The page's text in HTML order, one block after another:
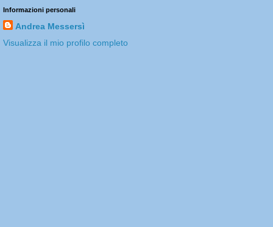
Informazioni personali
Andrea Messersì
Visualizza il mio profilo completo